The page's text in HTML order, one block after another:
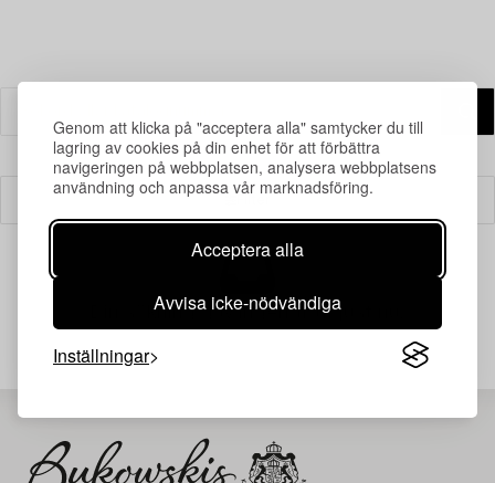
Genom att klicka på "acceptera alla" samtycker du till
lagring av cookies på din enhet för att förbättra
navigeringen på webbplatsen, analysera webbplatsens
användning och anpassa vår marknadsföring.
Acceptera alla
Avvisa icke-nödvändiga
Inställningar
Din sökning gav ingen träff just nu.